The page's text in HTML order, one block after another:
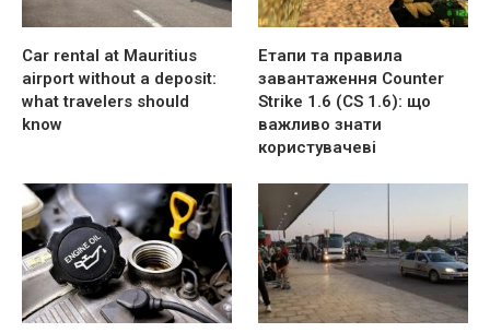
Car rental at Mauritius
airport without a deposit:
what travelers should
know
Етапи та правила
завантаження Counter
Strike 1.6 (CS 1.6): що
важливо знати
користувачеві